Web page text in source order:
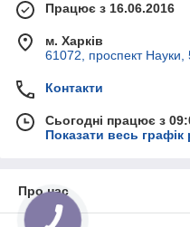
Працює з 16.06.2016
м. Харків
61072, проспект Науки,
Контакти
Сьогодні працює з
Показати весь графік
Про нас